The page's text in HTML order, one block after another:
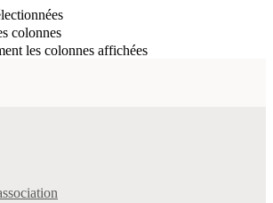
colonnes
les colonnes affichées